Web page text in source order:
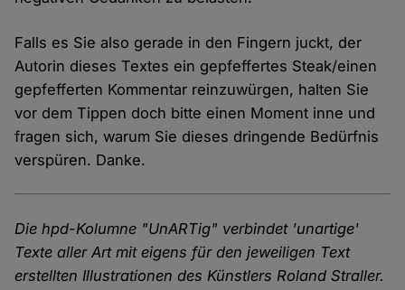
Falls es Sie also gerade in den Fingern juckt, der
Autorin dieses Textes ein gepfeffertes Steak/einen
gepfefferten Kommentar reinzuwürgen, halten Sie
vor dem Tippen doch bitte einen Moment inne und
fragen sich, warum Sie dieses dringende Bedürfnis
verspüren. Danke.
Die hpd-Kolumne "UnARTig" verbindet 'unartige'
Texte aller Art mit eigens für den jeweiligen Text
erstellten Illustrationen des Künstlers Roland Straller.